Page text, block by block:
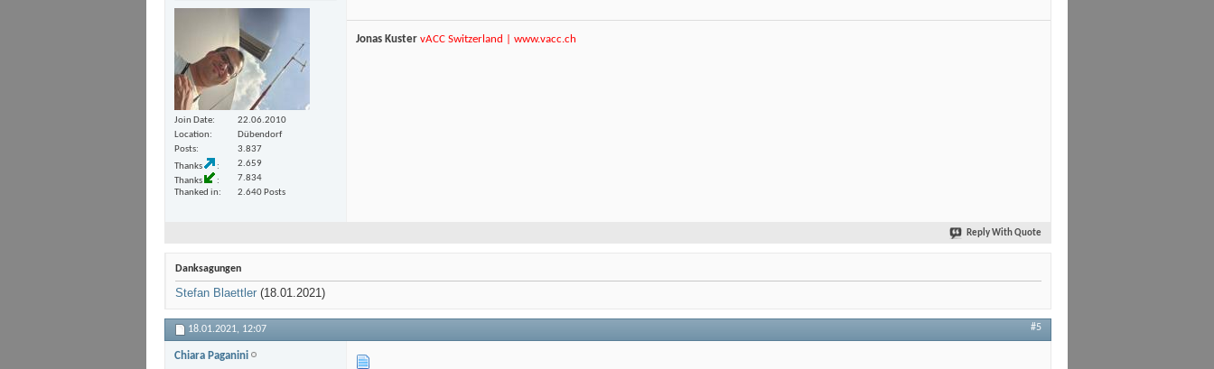
Join Date
22.06.2010
Location
Dübendorf
Posts
3.837
Thanks
2.659
Thanks
7.834
Thanked in
2.640 Posts
Jonas Kuster vACC Switzerland | www.vacc.ch
Reply With Quote
Danksagungen
Stefan Blaettler (18.01.2021)
18.01.2021, 12:07 #5
Chiara Paganini